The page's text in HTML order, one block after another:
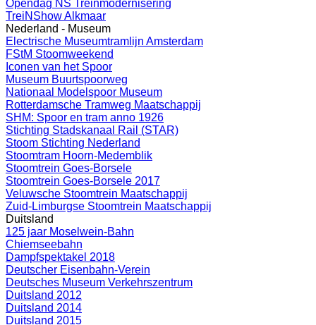
Opendag NS Treinmodernisering
TreiNShow Alkmaar
Nederland - Museum
Electrische Museumtramlijn Amsterdam
FStM Stoomweekend
Iconen van het Spoor
Museum Buurtspoorweg
Nationaal Modelspoor Museum
Rotterdamsche Tramweg Maatschappij
SHM: Spoor en tram anno 1926
Stichting Stadskanaal Rail (STAR)
Stoom Stichting Nederland
Stoomtram Hoorn-Medemblik
Stoomtrein Goes-Borsele
Stoomtrein Goes-Borsele 2017
Veluwsche Stoomtrein Maatschappij
Zuid-Limburgse Stoomtrein Maatschappij
Duitsland
125 jaar Moselwein-Bahn
Chiemseebahn
Dampfspektakel 2018
Deutscher Eisenbahn-Verein
Deutsches Museum Verkehrszentrum
Duitsland 2012
Duitsland 2014
Duitsland 2015